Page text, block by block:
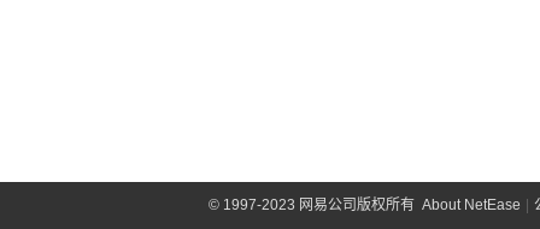
©1997-2023 网易公司版权所有 About NetEase